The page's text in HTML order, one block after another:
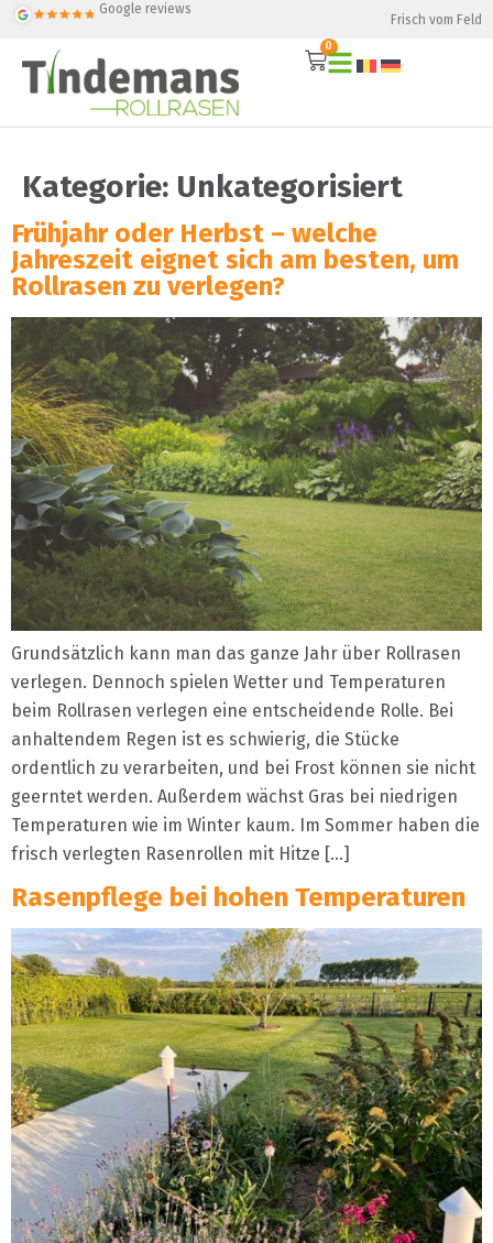
Google reviews
Frisch vom Feld
0
Kategorie: Unkategorisiert
Frühjahr oder Herbst – welche
Jahreszeit eignet sich am besten, um
Rollrasen zu verlegen?
Grundsätzlich kann man das ganze Jahr über Rollrasen
verlegen. Dennoch spielen Wetter und Temperaturen
beim Rollrasen verlegen eine entscheidende Rolle. Bei
anhaltendem Regen ist es schwierig, die Stücke
ordentlich zu verarbeiten, und bei Frost können sie nicht
geerntet werden. Außerdem wächst Gras bei niedrigen
Temperaturen wie im Winter kaum. Im Sommer haben die
frisch verlegten Rasenrollen mit Hitze […]
Rasenpflege bei hohen Temperaturen